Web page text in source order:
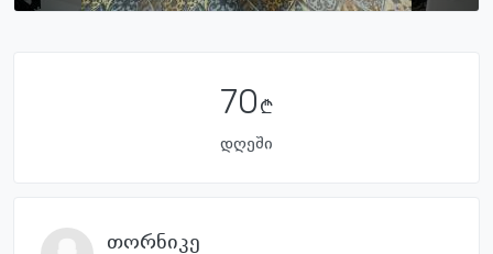
70
დღეში
თორნიკე